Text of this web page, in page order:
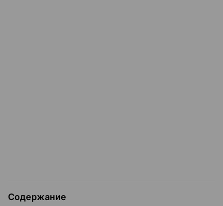
Содержание